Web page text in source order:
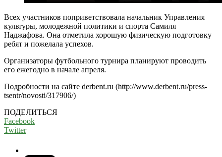
Всех участников поприветствовала начальник Управления
культуры, молодежной политики и спорта Самиля
Наджафова. Она отметила хорошую физическую подготовку
ребят и пожелала успехов.
Организаторы футбольного турнира планируют проводить
его ежегодно в начале апреля.
Подробности на сайте derbent.ru (http://www.derbent.ru/press-
tsentr/novosti/317906/)
ПОДЕЛИТЬСЯ
Facebook
Twitter